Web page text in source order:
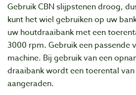
Gebruik CBN slijpstenen droog,
kunt het wiel gebruiken op uw
uw houtdraaibank met een
3000 rpm. Gebruik een passende
machine. Bij gebruik van een
draaibank wordt een toerental
aangeraden.